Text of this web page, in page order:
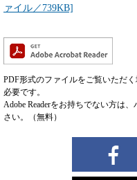
ァイル／739KB]
PDF形式のファイルをご覧いただく
必要です。
Adobe Readerをお持ちでない方は
さい。（無料）